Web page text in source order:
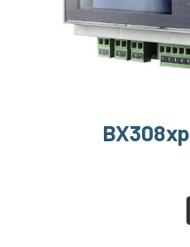
BX308xp